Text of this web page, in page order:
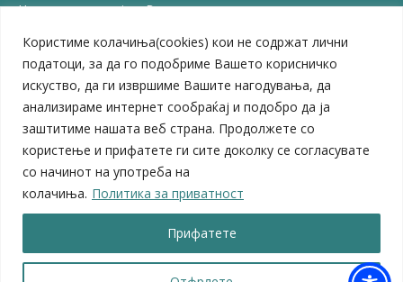
Користиме колачиња(cookies) кои не содржат лични
податоци, за да го подобриме Вашето корисничко
искуство, да ги извршиме Вашите нагодувања, да
анализираме интернет сообраќај и подобро да ја
заштитиме нашата веб страна. Продолжете со
користење и прифатете ги сите доколку се согласувате
со начинот на употреба на
колачиња. Политика за приватност
Прифатете
Центар за развој на Вардарски плански регион
ЈПССО „Парк – спорт и паркинзи“
ЛБ „Гоце Делчев“
ЛУ „Народен Музеј“
Влада на Република Северна Македонија
Собрание на Република Северна Македонија
Министерство за финансии
Министерство за транспорт
Министерство за локална самоуправа
Министерство за јавна администрација
Министерство за образование и наука